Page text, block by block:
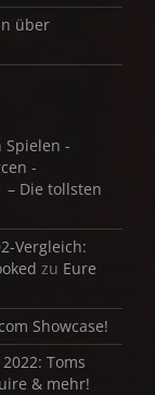
über
Spielen -
-
– Die tollsten
Vergleich:
zu Eure
Showcase!
Toms
& mehr!